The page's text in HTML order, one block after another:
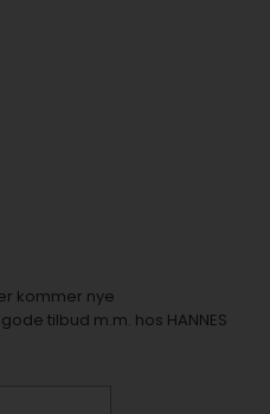
kommer nye
tilbud m.m. hos HANNES